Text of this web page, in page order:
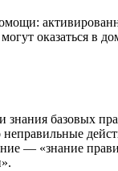
оказаться
знания
— «знание